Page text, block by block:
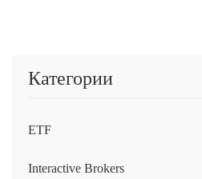
Категории
ETF
Interactive Brokers